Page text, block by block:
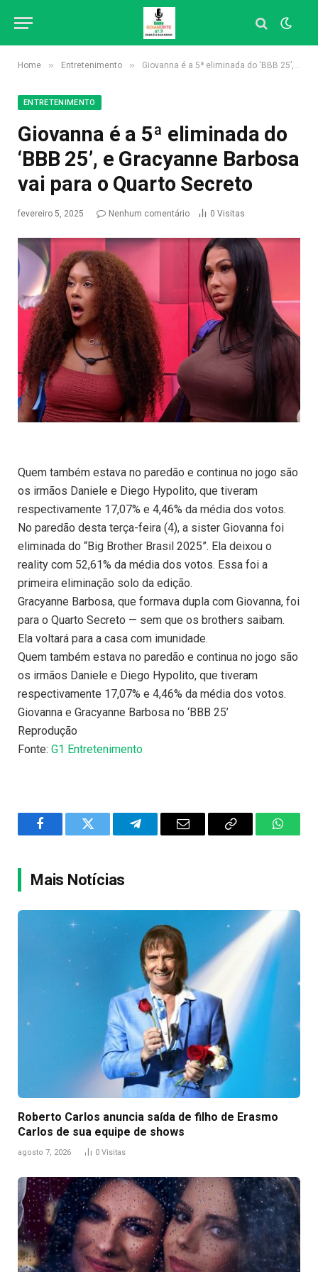
Home » Entretenimento » Giovanna é a 5ª eliminada do ‘BBB 25’, e Gracyanne Barbosa vai para o Quarto Secreto
ENTRETENIMENTO
Giovanna é a 5ª eliminada do
‘BBB 25’, e Gracyanne Barbosa
vai para o Quarto Secreto
fevereiro 5, 2025 Nenhum comentário 0 Visitas
Quem também estava no paredão e continua no jogo são
os irmãos Daniele e Diego Hypolito, que tiveram
respectivamente 17,07% e 4,46% da média dos votos.
No paredão desta terça-feira (4), a sister Giovanna foi
eliminada do “Big Brother Brasil 2025”. Ela deixou o
reality com 52,61% da média dos votos. Essa foi a
primeira eliminação solo da edição.
Gracyanne Barbosa, que formava dupla com Giovanna, foi
para o Quarto Secreto — sem que os brothers saibam.
Ela voltará para a casa com imunidade.
Quem também estava no paredão e continua no jogo são
os irmãos Daniele e Diego Hypolito, que tiveram
respectivamente 17,07% e 4,46% da média dos votos.
Giovanna e Gracyanne Barbosa no ‘BBB 25’
Reprodução
Fonte: G1 Entretenimento
FacebookTwitter TelegramEmail
Copy
Mais Notícias
Roberto Carlos anuncia saída de filho de Erasmo
Carlos de sua equipe de shows
agosto 7, 2026 0 Visitas